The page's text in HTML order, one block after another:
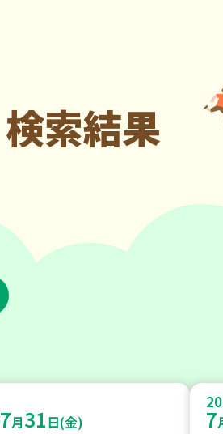
検索結果
7月31日(金) 7